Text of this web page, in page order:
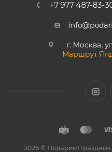
+7 977 487-83-
г. Москва,
Маршрут
2026 © ПодаримПраздник